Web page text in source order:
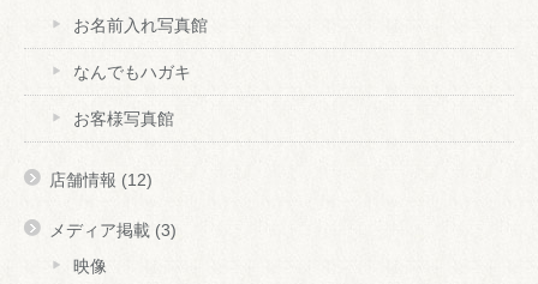
お名前入れ写真館
なんでもハガキ
お客様写真館
店舗情報 (12)
メディア掲載 (3)
映像